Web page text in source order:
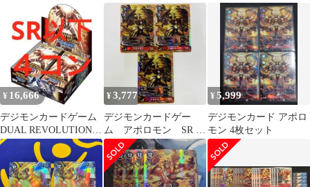
ドゲーム DUAL
REVOLUTION
{BT25-018}
¥ 16,666
デジモンカードゲーム
DUAL REVOLUTION
SR以下４コン
¥3,777
デジモンカードゲー
ム アポロモン SR 3
枚 EX5-014 アニマル
コロシアム
¥5,999
デジモンカード アポロ
モン 4枚セット